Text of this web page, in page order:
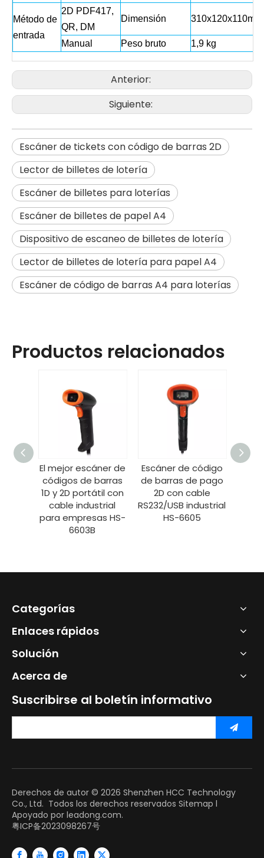
Método de
entrada
2D PDF417,
QR, DM
Dimensión 310x120x110mm
Manual Peso bruto 1,9 kg
Anterior:
Siguiente:
Escáner de tickets con código de barras 2D
Lector de billetes de lotería
Escáner de billetes para loterías
Escáner de billetes de papel A4
Dispositivo de escaneo de billetes de lotería
Lector de billetes de lotería para papel A4
Escáner de código de barras A4 para loterías
Productos relacionados
El mejor escáner de
códigos de barras
1D y 2D portátil con
cable industrial
para empresas HS-
6603B
Escáner de código
de barras de pago
2D con cable
RS232/USB industrial
HS-6605
Categorías
Enlaces rápidos
Solución
Acerca de
Suscribirse al boletín informativo
Derechos de autor © 2026 Shenzhen HCC Technology
Co., Ltd. Todos los derechos reservados Sitemap l
Apoyado por leadong.com.
粤ICP备2023098267号